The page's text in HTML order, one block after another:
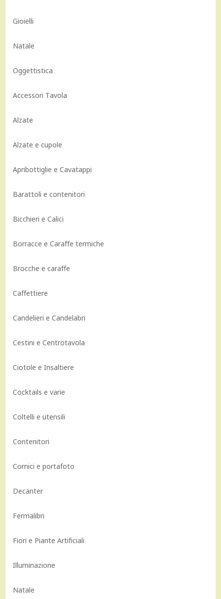
Gioielli
Natale
Oggettistica
Accessori Tavola
Alzate
Alzate e cupole
Apribottiglie e Cavatappi
Barattoli e contenitori
Bicchieri e Calici
Borracce e Caraffe termiche
Brocche e caraffe
Caffettiere
Candelieri e Candelabri
Cestini e Centrotavola
Ciotole e Insaltiere
Cocktails e varie
Coltelli e utensili
Contenitori
Cornici e portafoto
Decanter
Fermalibri
Fiori e Piante Artificiali
Illuminazione
Natale